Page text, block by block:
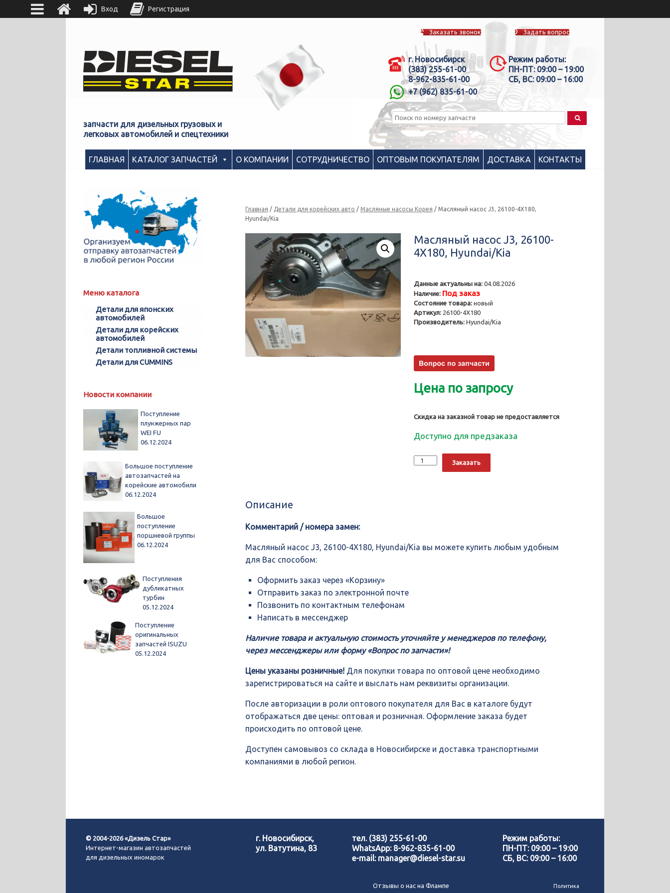
запчасти для дизельных грузовых и
легковых автомобилей и спецтехники
Заказать звонок Задать вопрос
г. Новосибирск
(383) 255-61-00
8-962-835-61-00
+7 (962) 835-61-00
Режим работы:
ПН-ПТ: 09:00 – 19:00
СБ, ВС: 09:00 – 16:00
ГЛАВНАЯ КАТАЛОГ ЗАПЧАСТЕЙ О КОМПАНИИ СОТРУДНИЧЕСТВО ОПТОВЫМ ПОКУПАТЕЛЯМ ДОСТАВКА КОНТАКТЫ
Главная / Детали для корейских авто / Масляные насосы Корея / Масляный насоc J3, 26100-4X180,
Hyundai/Kia
Масляный насоc J3, 26100-
4X180, Hyundai/Kia
Данные актуальны на: 04.08.2026
Наличие: Под заказ
Состояние товара: новый
Артикул: 26100-4X180
Производитель: Hyundai/Kia
Цена по запросу
Скидка на заказной товар не предоставляется
Доступно для предзаказа
Количество
Масляный
Заказать
Описание
Комментарий / номера замен:
Масляный насоc J3, 26100-4X180, Hyundai/Kia вы можете купить любым удобным
для Вас способом:
Оформить заказ через «Корзину»
Отправить заказ по электронной почте
Позвонить по контактным телефонам
Написать в мессенджер
Наличие товара и актуальную стоимость уточняйте у менеджеров по телефону,
через мессенджеры или форму «Вопрос по запчасти»!
Цены указаны розничные! Для покупки товара по оптовой цене необходимо
зарегистрироваться на сайте и выслать нам реквизиты организации.
После авторизации в роли оптового покупателя для Вас в каталоге будут
отображаться две цены: оптовая и розничная. Оформление заказа будет
происходить по оптовой цене.
Доступен самовывоз со склада в Новосибирске и доставка транспортными
компаниями в любой регион.
Меню каталога
Детали для японских
автомобилей
Детали для корейских
автомобилей
Детали топливной системы
Детали для CUMMINS
Новости компании
Поступление
плунжерных пар
WEI FU
06.12.2024
Большое поступление
автозапчастей на
корейские автомобили
06.12.2024
Большое
поступление
поршневой группы
06.12.2024
Поступления
дубликатных
турбин
05.12.2024
Поступление
оригинальных
запчастей ISUZU
05.12.2024
© 2004-2026 «Дизель Стар»
Интернет-магазин автозапчастей
для дизельных иномарок
г. Новосибирск,
ул. Ватутина, 83
тел. (383) 255-61-00
WhatsApp: 8-962-835-61-00
e-mail: manager@diesel-star.su
Режим работы:
ПН-ПТ: 09:00 – 19:00
СБ, ВС: 09:00 – 16:00
Отзывы о нас на Флампе Политика
Вход Регистрация